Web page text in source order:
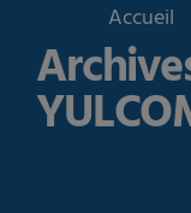
Accueil